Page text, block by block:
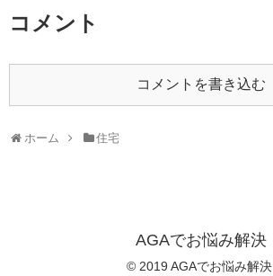
コメント
コメントを書き込む
ホーム 住宅
AGAでお悩み解決
© 2019 AGAでお悩み解決.